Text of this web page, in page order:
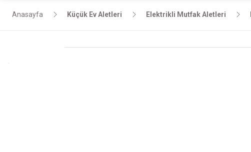
Anasayfa Küçük Ev Aletleri Elektrikli Mutfak Aletleri